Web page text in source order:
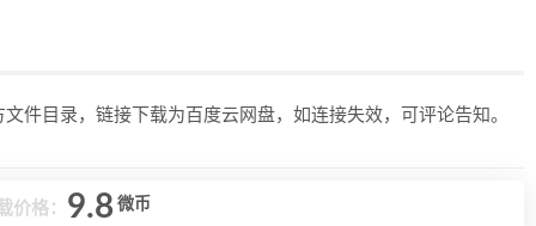
件目录，链接下载为百度云网盘，如连接失效，可评论告知。
价格： 9.8 微币